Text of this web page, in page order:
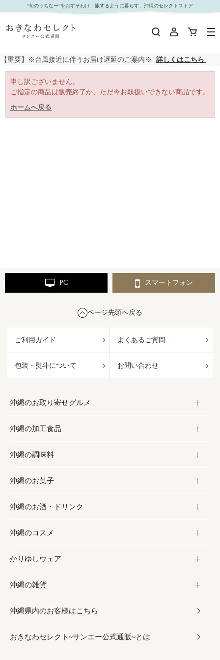
｜おきなわセレクト サンエー公式通販
“旬のうちなー”をおすそわけ 旅するように暮らす、沖縄のセレクトストア
【重要】※台風接近に伴うお届け遅延のご案内※ 詳しくはこちら
申し訳ございません。
ご指定の商品は販売終了か、ただ今お取扱いできない商品です。
ホームへ戻る
PC スマートフォン
ページ先頭へ戻る
ご利用ガイド よくあるご質問
包装・熨斗について お問い合わせ
沖縄のお取り寄せグルメ
お取り寄せグルメ
フルーツ・野菜
お肉
海産物
沖縄の加工食品
加工食品
缶詰／パウチ
沖縄料理
沖縄そば／乾麺
レトルト食品
乾物／粉類
沖縄の調味料
調味料
砂糖／黒砂糖
塩
お酢／ドレッシング
しょうゆ
みそ
だし／スパイス／島唐辛子
沖縄のお菓子
お菓子
黒糖
ちんすこう
伝統菓子
スナック
おつまみ
沖縄のお酒・ドリンク
お酒・ドリンク
泡盛
ビール・チューハイ
ワイン・ウィスキー・カクテル
ドリンク
沖縄のコスメ
コスメ
スキンケア
ボディケア
ヘアケア
かりゆしウェア
かりゆしウェア
メンズ
レディース
沖縄の雑貨
雑貨
沖縄ファッション
沖縄県内のお客様はこちら
おきなわセレクト~サンエー公式通販~とは